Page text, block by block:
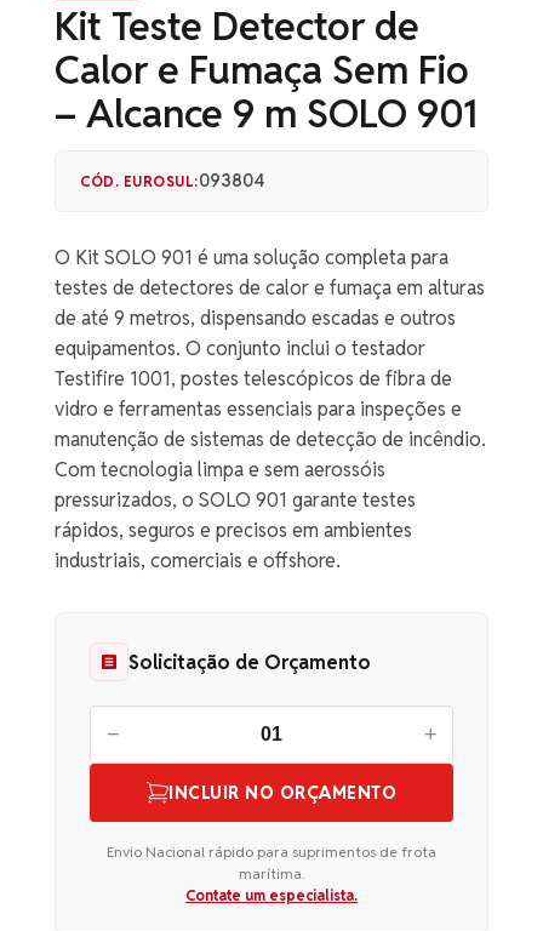
Kit Teste Detector de
Calor e Fumaça Sem Fio
– Alcance 9 m SOLO 901
CÓD. EUROSUL:093804
O Kit SOLO 901 é uma solução completa para
testes de detectores de calor e fumaça em alturas
de até 9 metros, dispensando escadas e outros
equipamentos. O conjunto inclui o testador
Testifire 1001, postes telescópicos de fibra de
vidro e ferramentas essenciais para inspeções e
manutenção de sistemas de detecção de incêndio.
Com tecnologia limpa e sem aerossóis
pressurizados, o SOLO 901 garante testes
rápidos, seguros e precisos em ambientes
industriais, comerciais e offshore.
Solicitação de Orçamento
− +
INCLUIR NO ORÇAMENTO
Envio Nacional rápido para suprimentos de frota
marítima.
Contate um especialista.